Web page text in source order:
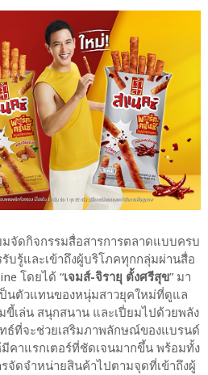
จัดกิจกรรมสื่อสารการตลาดแบบครบ
บรู้และเข้าถึงผู้บริโภคทุกกลุ่มผ่านสื่อ
โดยได้ “เจมส์-จิรายุ ตั้งศรีสุข” มา
ป็นตัวแทนของหนุ่มสาวยุคใหม่ที่ดูแล
ขี้เล่น สนุกสนาน และเปี่ยมไปด้วยพลัง
ธ์ที่จะช่วยเสริมภาพลักษณ์ของแบรนด์
คาแรกเตอร์ที่ชัดเจนมากขึ้น พร้อมทั้ง
จัดจำหน่ายสินค้าไปตามจุดที่เข้าถึงผู้